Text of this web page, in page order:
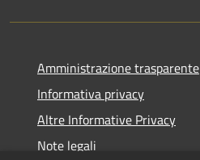
Amministrazione trasparente
Informativa privacy
Altre Informative Privacy
Note legali